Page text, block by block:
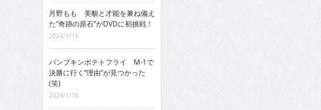
月野もも 美貌と才能を兼ね備え
た“奇跡の原石”がDVDに初挑戦！
2024/1/16
パンプキンポテトフライ M-1で
決勝に行く“理由”が見つかった
(笑)
2024/1/16